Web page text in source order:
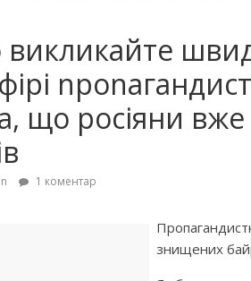
викликайте
що росіяни
1 коментар
знищeниx